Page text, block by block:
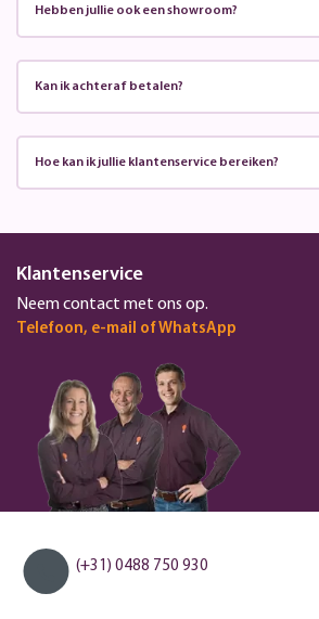
Hebben jullie ook een showroom?
Kan ik achteraf betalen?
Hoe kan ik jullie klantenservice bereiken?
Klantenservice
Neem contact met ons op.
Telefoon, e-mail of WhatsApp
(+31) 0488 750 930